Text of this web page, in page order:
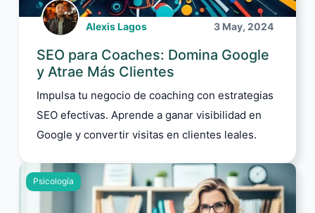
Alexis Lagos 3 May, 2024
SEO para Coaches: Domina Google
y Atrae Más Clientes
Impulsa tu negocio de coaching con estrategias
SEO efectivas. Aprende a ganar visibilidad en
Google y convertir visitas en clientes leales.
Psicología